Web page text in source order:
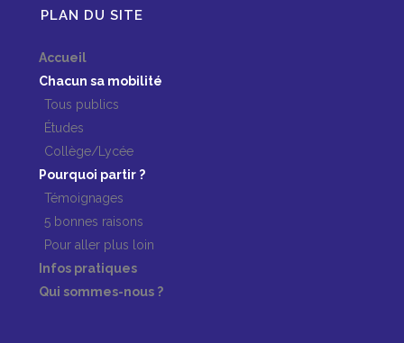
PLAN DU SITE
Accueil
Chacun sa mobilité
Tous publics
Études
Collège/Lycée
Pourquoi partir ?
Témoignages
5 bonnes raisons
Pour aller plus loin
Infos pratiques
Qui sommes-nous ?